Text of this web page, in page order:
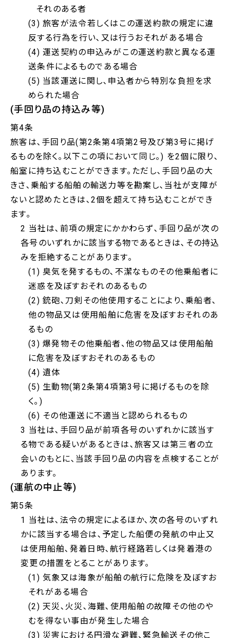
それのある者
(3) 旅客が法令若しくはこの運送約款の規定に違
反する行為を行い､又は行うおそれがある場合
(4) 運送契約の申込みがこの運送約款と異なる運
送条件によるものである場合
(5) 当該運送に関し､申込者から特別な負担を求
められた場合
(手回り品の持込み等)
第4条
旅客は､手回り品(第2条第4項第2号及び第3号に掲げ
るものを除く｡以下この項において同じ｡) を2個に限り､
船室に持ち込むことができます｡ただし､手回り品の大
きさ､乗船する船舶の輸送力等を勘案し､当社が支障が
ないと認めたときは､2個を超えて持ち込むことができ
ます｡
2 当社は､前項の規定にかかわらず､手回り品が次の
各号のいずれかに該当する物であるときは､その持込
みを拒絶することがあります｡
(1) 臭気を発するもの､不潔なものその他乗船者に
迷惑を及ぼすおそれのあるもの
(2) 銃砲､刀剣その他使用することにより、乗船者､
他の物品又は使用船舶に危害を及ぼすおそれのあ
るもの
(3) 爆発物その他乗船者、他の物品又は使用船舶
に危害を及ぼすおそれのあるもの
(4) 遺体
(5) 生動物(第2条第4項第3号に掲げるものを除
く｡)
(6) その他運送に不適当と認められるもの
3 当社は､手回り品が前項各号のいずれかに該当す
る物である疑いがあるときは､旅客又は第三者の立
会いのもとに､当該手回り品の内容を点検することが
あります｡
(運航の中止等)
第5条
1 当社は､法令の規定によるほか､次の各号のいずれ
かに該当する場合は､予定した船便の発航の中止又
は使用船舶､発着日時､航行経路若しくは発着港の
変更の措置をとることがあります｡
(1) 気象又は海象が船舶の航行に危険を及ぼすお
それがある場合
(2) 天災､火災､海難､使用船舶の故障その他のや
むを得ない事由が発生した場合
(3) 災害における円滑な避難、緊急輸送その他こ